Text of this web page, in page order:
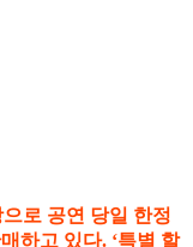
로 공연 당일 한정
하고 있다. ‘특별 할